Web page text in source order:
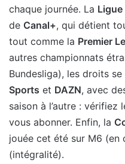
chaque journée. La
de Canal+, qui détient
tout comme la Premier
autres championnats
Bundesliga), les droits
Sports et DAZN, avec
saison à l’autre :
vous abonner. Enfin, la
jouée cet été sur M6 (en
(intégralité).